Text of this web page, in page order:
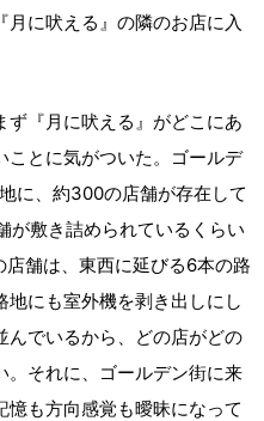
に吠える』の隣のお店に入
ず『月に吠える』がどこにあ
ことに気がついた。ゴールデ
に、約300の店舗が存在して
が敷き詰められているくらい
舗は、東西に延びる6本の路
にも室外機を剥き出しにし
んでいるから、どの店がどの
。それに、ゴールデン街に来
憶も方向感覚も曖昧になって